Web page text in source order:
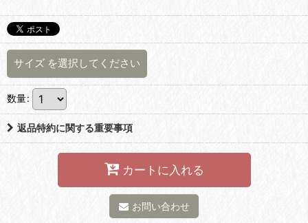
サイズ を選択してください
数量:
返品特約に関する重要事項
カートに入れる
お問い合わせ